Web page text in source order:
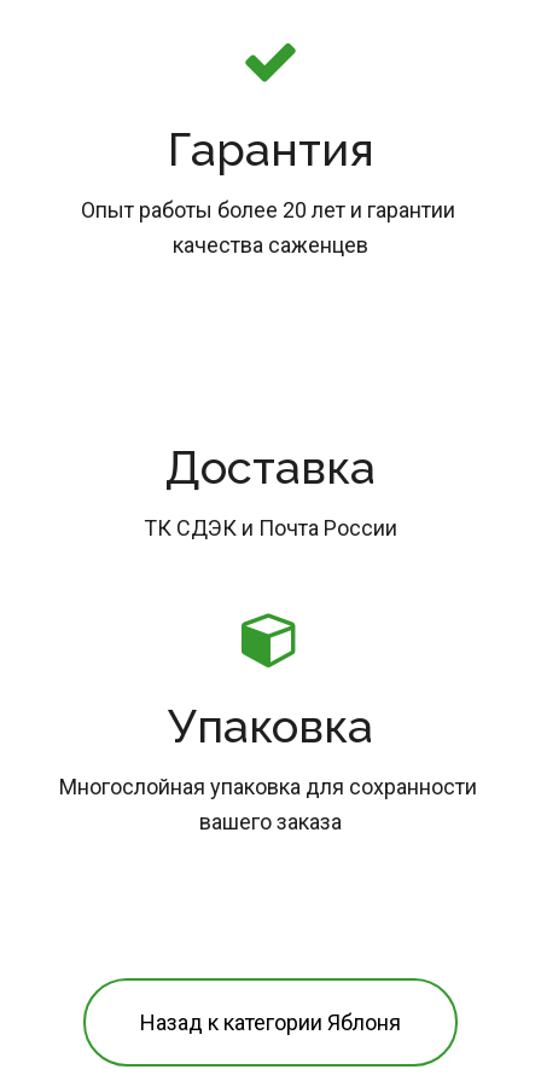
Гарантия
Опыт работы более 20 лет и гарантии
качества саженцев
Доставка
ТК СДЭК и Почта России
Упаковка
Многослойная упаковка для сохранности
вашего заказа
Назад к категории Яблоня